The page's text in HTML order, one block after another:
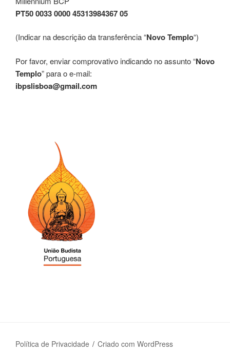
PT50 0033 0000 45313984367 05
(Indicar na descrição da transferência “Novo Templo“)
Por favor, enviar comprovativo indicando no assunto “Novo
Templo” para o e-mail:
ibpslisboa@gmail.com
Política de Privacidade Criado com WordPress